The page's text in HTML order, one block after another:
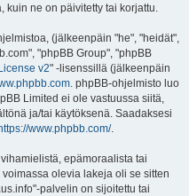
kuin ne on päivitetty tai korjattu.
(jälkeenpäin "he", "heidät",
"phpBB Group", "phpBB
v2" -lisenssillä (jälkeenpäin
. phpBB-ohjelmisto luo
Limited ei ole vastuussa siitä,
ja/tai käytöksenä. Saadaksesi
https://www.phpbb.com/.
epämoraalista tai
olevia lakeja oli se sitten
palvelin on sijoitettu tai